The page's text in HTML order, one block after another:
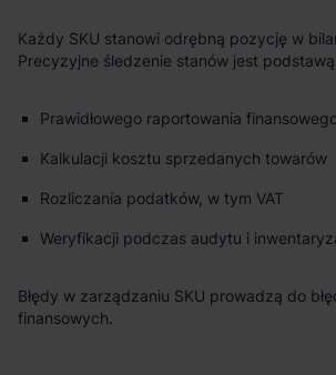
Każdy SKU stanowi odrębną pozycję w
Precyzyjne śledzenie stanów jest
Prawidłowego raportowania
Kalkulacji kosztu sprzedanych towarów
Rozliczania podatków, w tym VAT
Weryfikacji podczas audytu i
Błędy w zarządzaniu SKU prowadzą do
finansowych.